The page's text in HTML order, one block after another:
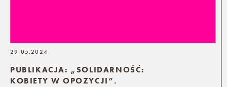
PUBLIKACJA: „SOLIDARNOŚĆ:
KOBIETY W OPOZYCJI”.
29.05.2024